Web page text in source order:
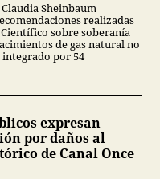
Sheinbaum
realizadas
sobre soberanía
de gas natural no
por 54
expresan
por daños al
de Canal Once